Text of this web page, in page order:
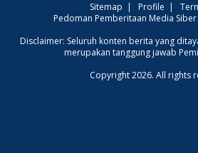
Promo JSM Superindo
7–9 Agustus 2026,
Rp37.900 hingga Buah
Sitemap Profile
Pedoman Pemberitaan Media Siber
Disclaimer: Seluruh konten berita yang
merupakan tanggung jawab
Copyright 2026. All rights